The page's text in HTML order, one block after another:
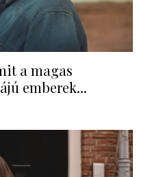
a magas
emberek...